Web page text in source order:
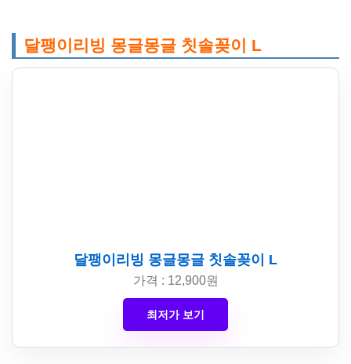
달팽이리빙 몽글몽글 칫솔꽂이 L
달팽이리빙 몽글몽글 칫솔꽂이 L
가격 : 12,900원
최저가 보기